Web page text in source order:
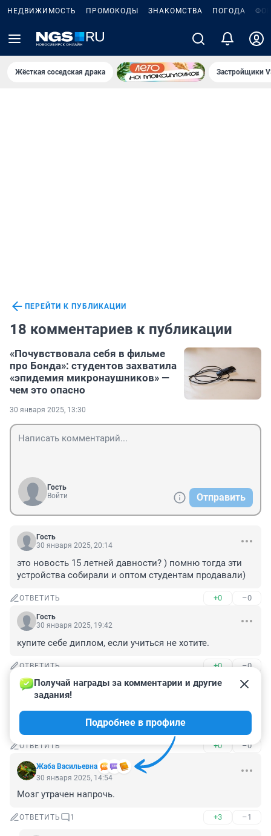
НЕДВИЖИМОСТЬ ПРОМОКОДЫ ЗНАКОМСТВА ПОГОДА
Жёсткая соседская драка Застройщики
ПЕРЕЙТИ К ПУБЛИКАЦИИ
18 комментариев к публикации
«Почувствовала себя в фильме
про Бонда»: студентов захватила
«эпидемия микронаушников» —
чем это опасно
30 января 2025, 13:30
Гость
Войти
Отправить
Гость
30 января 2025, 20:14
это новость 15 летней давности? ) помню тогда эти
устройства собирали и оптом студентам продавали)
ОТВЕТИТЬ +0 –0
Гость
30 января 2025, 19:42
купите себе диплом, если учиться не хотите.
ОТВЕТИТЬ +0 –0
Гость
30 января 2025, 17:10
эпидемии уже лет уже стопяцот, а нуягэс только
ОТВЕТИТЬ +0 –0
Жаба Васильевна
Получай награды за комментарии и другие
задания!
Подробнее в профиле
30 января 2025, 14:54
Мозг утрачен напрочь.
ОТВЕТИТЬ 1 +3 –1